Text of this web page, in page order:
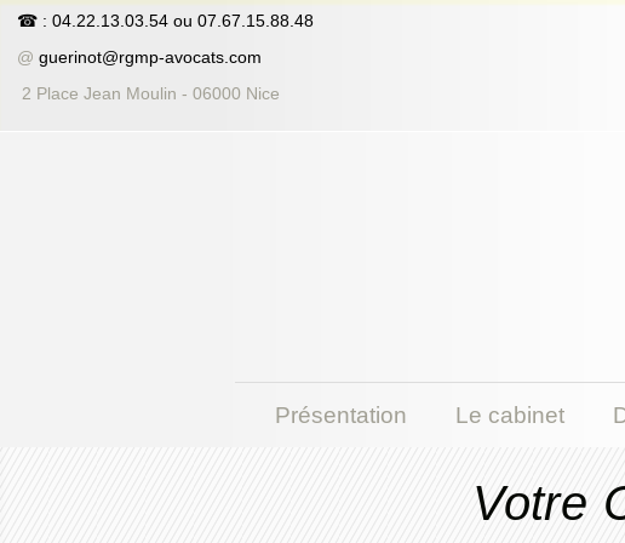
☎ : 04.22.13.03.54 ou 07.67.15.88.48
@ guerinot@rgmp-avocats.com
2 Place Jean Moulin - 06000 Nice
Présentation Le cabinet
Votre